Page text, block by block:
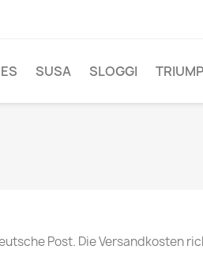
SUSA SLOGGI
Post. Die Versandkosten